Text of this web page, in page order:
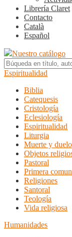
Librería Claret
Contacto
Català
Español
Nuestro catálogo
Espiritualidad
Biblia
Catequesis
Cristología
Eclesiología
Espiritualidad
Liturgia
Muerte y duelo
Objetos
Pastoral
Primera
Religiones
Santoral
Teología
Vida religiosa
Humanidades